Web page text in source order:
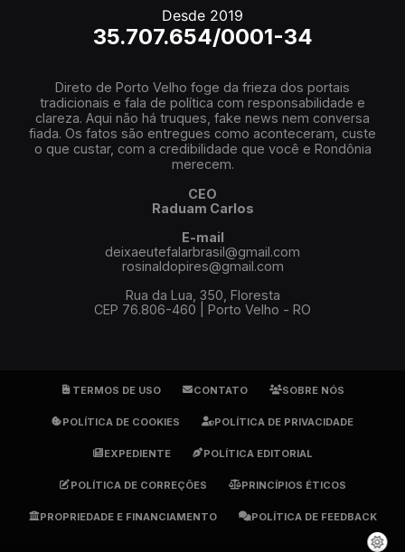
Desde 2019
35.707.654/0001-34
Direto de Porto Velho foge da frieza dos portais
tradicionais e fala de política com responsabilidade e
clareza. Aqui não há truques, fake news nem conversa
fiada. Os fatos são entregues como aconteceram, custe
o que custar, com a credibilidade que você e Rondônia
merecem.
CEO
Raduam Carlos
E-mail
deixaeutefalarbrasil@gmail.com
rosinaldopires@gmail.com
Rua da Lua, 350, Floresta
CEP 76.806-460 | Porto Velho - RO
TERMOS DE USO CONTATO SOBRE NÓS
POLÍTICA DE COOKIES POLÍTICA DE PRIVACIDADE
EXPEDIENTE POLÍTICA EDITORIAL
POLÍTICA DE CORREÇÕES PRINCÍPIOS ÉTICOS
PROPRIEDADE E FINANCIAMENTO POLÍTICA DE FEEDBACK